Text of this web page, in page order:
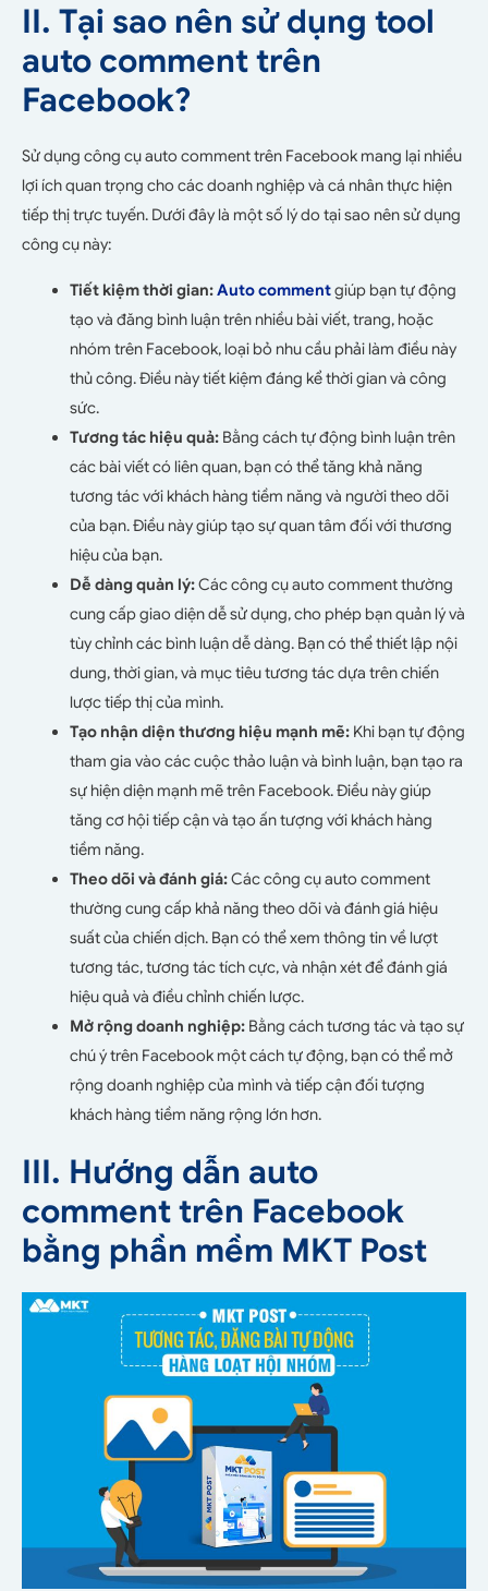
II. Tại sao nên sử dụng tool
auto comment trên
Facebook?
Sử dụng công cụ auto comment trên Facebook mang lại nhiều
lợi ích quan trọng cho các doanh nghiệp và cá nhân thực hiện
tiếp thị trực tuyến. Dưới đây là một số lý do tại sao nên sử dụng
công cụ này:
Tiết kiệm thời gian:Auto commentgiúp bạn tự động
tạo và đăng bình luận trên nhiều bài viết, trang, hoặc
nhóm trên Facebook, loại bỏ nhu cầu phải làm điều này
thủ công. Điều này tiết kiệm đáng kể thời gian và công
sức.
Tương tác hiệu quả: Bằng cách tự động bình luận trên
các bài viết có liên quan, bạn có thể tăng khả năng
tương tác với khách hàng tiềm năng và người theo dõi
của bạn. Điều này giúp tạo sự quan tâm đối với thương
hiệu của bạn.
Dễ dàng quản lý:Các công cụ auto comment thường
cung cấp giao diện dễ sử dụng, cho phép bạn quản lý và
tùy chỉnh các bình luận dễ dàng. Bạn có thể thiết lập nội
dung, thời gian, và mục tiêu tương tác dựa trên chiến
lược tiếp thị của mình.
Tạo nhận diện thương hiệu mạnh mẽ: Khi bạn tự động
tham gia vào các cuộc thảo luận và bình luận, bạn tạo ra
sự hiện diện mạnh mẽ trên Facebook. Điều này giúp
tăng cơ hội tiếp cận và tạo ấn tượng với khách hàng
tiềm năng.
Theo dõi và đánh giá:Các công cụ auto comment
thường cung cấp khả năng theo dõi và đánh giá hiệu
suất của chiến dịch. Bạn có thể xem thông tin về lượt
tương tác, tương tác tích cực, và nhận xét để đánh giá
hiệu quả và điều chỉnh chiến lược.
Mở rộng doanh nghiệp:Bằng cách tương tác và tạo sự
chú ý trên Facebook một cách tự động, bạn có thể mở
rộng doanh nghiệp của mình và tiếp cận đối tượng
khách hàng tiềm năng rộng lớn hơn.
III. Hướng dẫn auto
comment trên Facebook
bằng phần mềm MKT Post